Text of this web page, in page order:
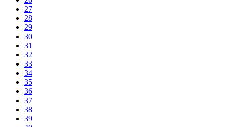
27
28
29
30
31
32
33
34
35
36
37
38
39